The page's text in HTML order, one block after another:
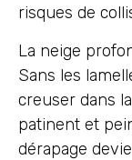
risques de
La neige
Sans les
creuser dans
patinent et
dérapage